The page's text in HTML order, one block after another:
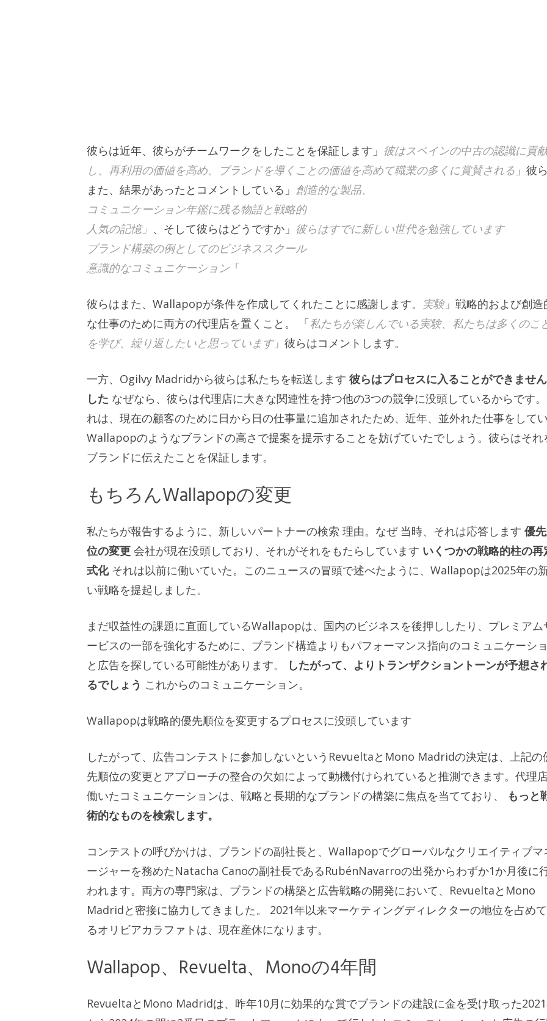
彼らは近年、彼らがチームワークをしたことを保証します」 彼はスペインの中古の認識に貢
し、再利用の価値を高め、ブランドを導くことの価値を高めて職業の多くに賞賛される 」彼
また、結果があったとコメントしている」 創造的な製品、
コミュニケーション年鑑に残る物語と戦略的
人気の記憶」 、そして彼らはどうですか」 彼らはすでに新しい世代を勉強しています
ブランド構築の例としてのビジネススクール
意識的なコミュニケーション 「
彼らはまた、Wallapopが条件を作成してくれたことに感謝します。 実験」戦略的および創造
な仕事のために両方の代理店を置くこと。 「私たちが楽しんでいる実験、私たちは多くのこ
を学び、繰り返したいと思っています」彼らはコメントします。
一方、Ogilvy Madridから彼らは私たちを転送します 彼らはプロセスに入ることができませ
した なぜなら、彼らは代理店に大きな関連性を持つ他の3つの競争に没頭しているからです。
れは、現在の顧客のために日から日の仕事量に追加されたため、近年、並外れた仕事をして
Wallapopのようなブランドの高さで提案を提示することを妨げていたでしょう。彼らはそれ
ブランドに伝えたことを保証します。
もちろんWallapopの変更
私たちが報告するように、新しいパートナーの検索 理由。 なぜ当時、それは応答します 優
位の変更 会社が現在没頭しており、それがそれをもたらしています いくつかの戦略的柱の再
式化それは以前に働いていた。このニュースの冒頭で述べたように、Wallapopは2025年の
い戦略を提起しました。
まだ収益性の課題に直面しているWallapopは、国内のビジネスを後押ししたり、プレミアム
ービスの一部を強化するために、ブランド構造よりもパフォーマンス指向のコミュニケーシ
と広告を探している可能性があります。
したがって、よりトランザクショントーンが予想さ
るでしょう これからのコミュニケーション。
Wallapopは戦略的優先順位を変更するプロセスに没頭しています
したがって、広告コンテストに参加しないというRevueltaとMono Madridの決定は、上記の
先順位の変更とアプローチの整合の欠如によって動機付けられていると推測できます。代理
働いたコミュニケーションは、戦略と長期的なブランドの構築に焦点を当てており、
もっと
術的なものを検索します。
コンテストの呼びかけは、ブランドの副社長と、Wallapopでグローバルなクリエイティブマ
ージャーを務めたNatacha Canoの副社長であるRubénNavarroの出発からわずか1か月後に
われます。両方の専門家は、ブランドの構築と広告戦略の開発において、RevueltaとMono
Madridと密接に協力してきました。 2021年以来マーケティングディレクターの地位を占め
るオリビアカラファトは、現在産休になります。
Wallapop、Revuelta、Monoの4年間
RevueltaとMono Madridは、昨年10月に効果的な賞でブランドの建設に金を受け取った